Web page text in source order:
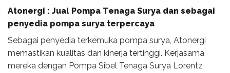
Atonergi : Jual Pompa Tenaga Surya dan sebagai
penyedia pompa surya terpercaya
Sebagai penyedia terkemuka pompa surya, Atonergi
memastikan kualitas dan kinerja tertinggi. Kerjasama
mereka dengan Pompa Sibel Tenaga Surya Lorentz